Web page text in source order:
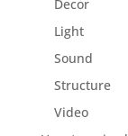
Decor
Light
Sound
Structure
Video